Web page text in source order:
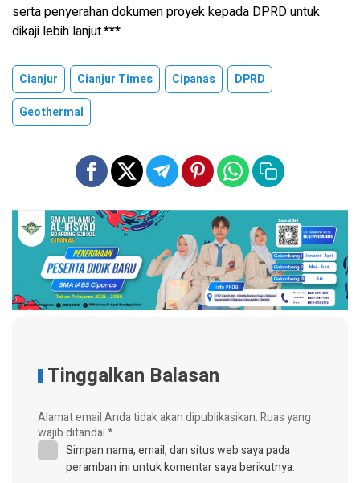
serta penyerahan dokumen proyek kepada DPRD untuk
dikaji lebih lanjut.***
Cianjur Cianjur Times Cipanas
DPRD
Geothermal
Tinggalkan Balasan
Alamat email Anda tidak akan dipublikasikan.Ruas yang
wajib ditandai*
Simpan nama, email, dan situs web saya pada
peramban ini untuk komentar saya berikutnya.